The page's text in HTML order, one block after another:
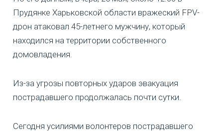
Прудянке Харьковской области вражеский FPV-
дрон атаковал 45-летнего мужчину, который
находился на территории собственного
домовладения.
Из-за угрозы повторных ударов эвакуация
пострадавшего продолжалась почти сутки.
Сегодня усилиями волонтеров пострадавшего